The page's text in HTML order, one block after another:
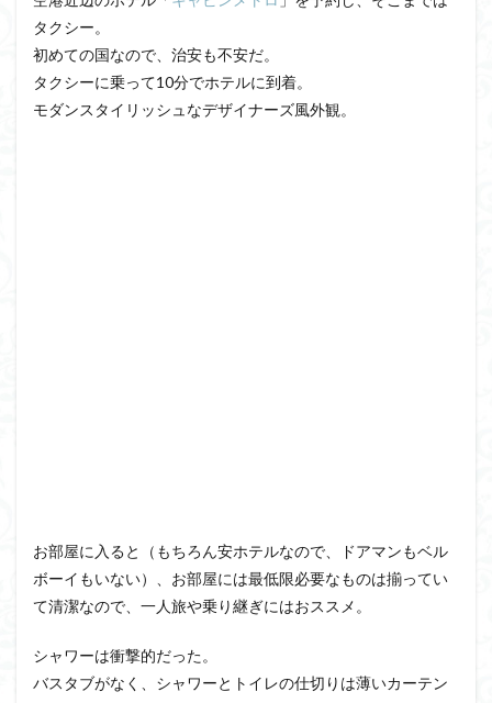
タクシー。
初めての国なので、治安も不安だ。
タクシーに乗って10分でホテルに到着。
モダンスタイリッシュなデザイナーズ風外観。
お部屋に入ると（もちろん安ホテルなので、ドアマンもベル
ボーイもいない）、お部屋には最低限必要なものは揃ってい
て清潔なので、一人旅や乗り継ぎにはおススメ。
シャワーは衝撃的だった。
バスタブがなく、シャワーとトイレの仕切りは薄いカーテン